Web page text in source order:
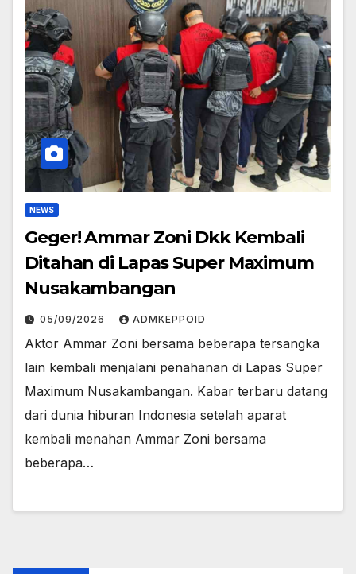
NEWS
Geger! Ammar Zoni Dkk Kembali
Ditahan di Lapas Super Maximum
Nusakambangan
05/09/2026 ADMKEPPOID
Aktor Ammar Zoni bersama beberapa tersangka
lain kembali menjalani penahanan di Lapas Super
Maximum Nusakambangan. Kabar terbaru datang
dari dunia hiburan Indonesia setelah aparat
kembali menahan Ammar Zoni bersama
beberapa…